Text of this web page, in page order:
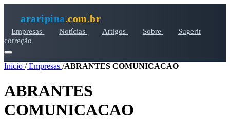
araripina.com.br
Empresas Notícias Artigos Sobre
Sugerir
correção
Início /Empresas /ABRANTES COMUNICACAO
ABRANTES
COMUNICACAO